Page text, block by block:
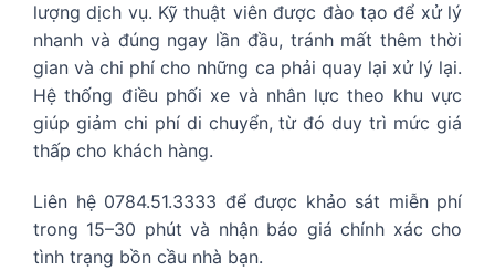
lượng dịch vụ. Kỹ thuật viên được đào tạo để xử lý
nhanh và đúng ngay lần đầu, tránh mất thêm thời
gian và chi phí cho những ca phải quay lại xử lý lại.
Hệ thống điều phối xe và nhân lực theo khu vực
giúp giảm chi phí di chuyển, từ đó duy trì mức giá
thấp cho khách hàng.
Liên hệ 0784.51.3333 để được khảo sát miễn phí
trong 15–30 phút và nhận báo giá chính xác cho
tình trạng bồn cầu nhà bạn.